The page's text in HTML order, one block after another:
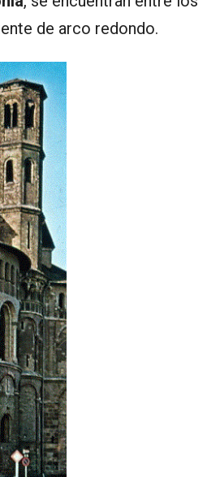
de arco redondo.